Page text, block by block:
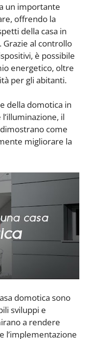
un importante
offrendo la
della casa in
al controllo
è possibile
energetico, oltre
per gli abitanti.
della domotica in
il
come
migliorare la
domotica sono
sviluppi e
a rendere
l’implementazione